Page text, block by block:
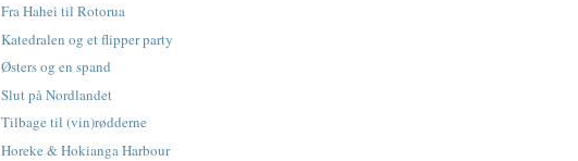
Fra Hahei til Rotorua
Katedralen og et flipper party
Østers og en spand
Slut på Nordlandet
Tilbage til (vin)rødderne
Horeke & Hokianga Harbour